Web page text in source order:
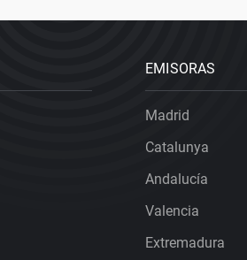
EMISORAS
Madrid
Catalunya
Andalucía
Valencia
Extremadura